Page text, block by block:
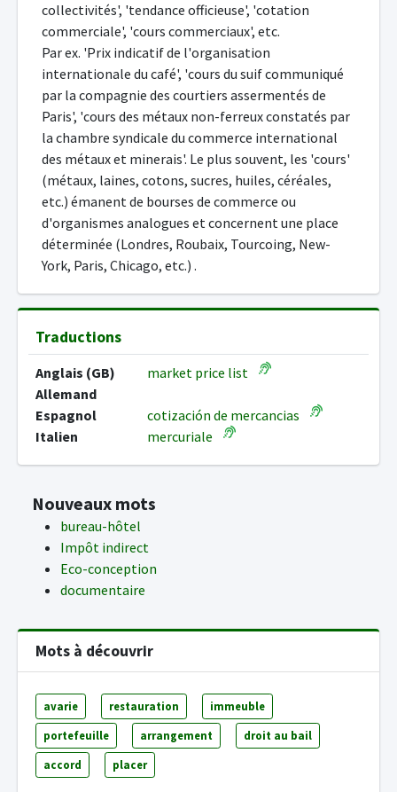
collectivités', 'tendance officieuse', 'cotation
commerciale', 'cours commerciaux', etc.
Par ex. 'Prix indicatif de l'organisation
internationale du café', 'cours du suif communiqué
par la compagnie des courtiers assermentés de
Paris', 'cours des métaux non-ferreux constatés par
la chambre syndicale du commerce international
des métaux et minerais'. Le plus souvent, les 'cours'
(métaux, laines, cotons, sucres, huiles, céréales,
etc.) émanent de bourses de commerce ou
d'organismes analogues et concernent une place
déterminée (Londres, Roubaix, Tourcoing, New-
York, Paris, Chicago, etc.) .
Traductions
Anglais (GB)
market price list
Allemand
Espagnol
cotización de mercancias
Italien
mercuriale
Nouveaux mots
bureau-hôtel
Impôt indirect
Eco-conception
documentaire
Mots à découvrir
avarie restauration immeuble
portefeuille arrangement droit au bail
accord placer